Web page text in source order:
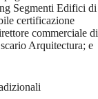
Segmenti Edifici di
certificazione
commerciale di
Arquitectura; e